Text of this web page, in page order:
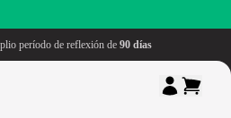
período de reflexión de 90 días